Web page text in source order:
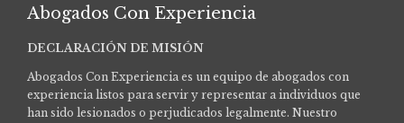
Abogados Con Experiencia
DECLARACIÓN DE MISIÓN
Abogados Con Experiencia es un equipo de abogados con
experiencia listos para servir y representar a individuos que
han sido lesionados o perjudicados legalmente. Nuestro